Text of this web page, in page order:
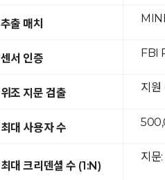
추출 매치
센서 인증
위조 지문 검출
최대 사용자 수
최대 크리덴셜 수 (1:N)
FBI
지원
지